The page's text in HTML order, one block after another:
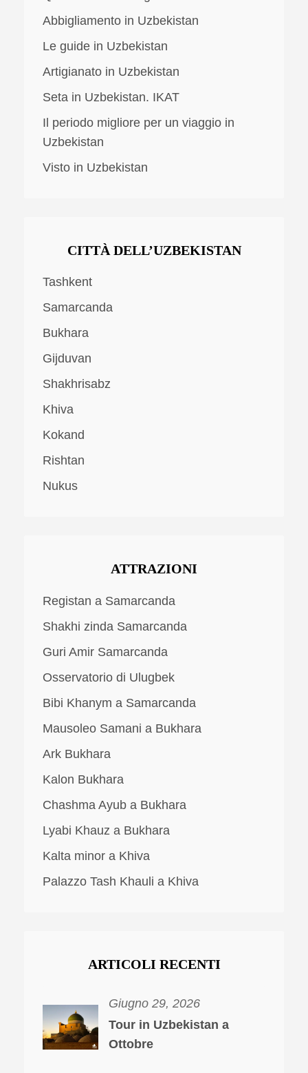
Abbigliamento in Uzbekistan
Le guide in Uzbekistan
Artigianato in Uzbekistan
Seta in Uzbekistan. IKAT
Il periodo migliore per un viaggio in
Uzbekistan
Visto in Uzbekistan
CITTÀ DELL’UZBEKISTAN
Tashkent
Samarcanda
Bukhara
Gijduvan
Shakhrisabz
Khiva
Kokand
Rishtan
Nukus
ATTRAZIONI
Registan a Samarcanda
Shakhi zinda Samarcanda
Guri Amir Samarcanda
Osservatorio di Ulugbek
Bibi Khanym a Samarcanda
Mausoleo Samani a Bukhara
Ark Bukhara
Kalon Bukhara
Chashma Ayub a Bukhara
Lyabi Khauz a Bukhara
Kalta minor a Khiva
Palazzo Tash Khauli a Khiva
ARTICOLI RECENTI
Giugno 29, 2026
Tour in Uzbekistan a
Ottobre